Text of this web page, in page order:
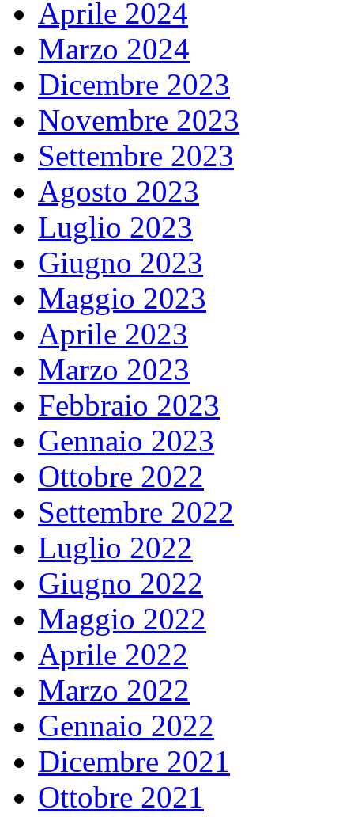
Aprile 2024
Marzo 2024
Dicembre 2023
Novembre 2023
Settembre 2023
Agosto 2023
Luglio 2023
Giugno 2023
Maggio 2023
Aprile 2023
Marzo 2023
Febbraio 2023
Gennaio 2023
Ottobre 2022
Settembre 2022
Luglio 2022
Giugno 2022
Maggio 2022
Aprile 2022
Marzo 2022
Gennaio 2022
Dicembre 2021
Ottobre 2021